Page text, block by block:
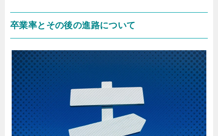
卒業率とその後の進路について